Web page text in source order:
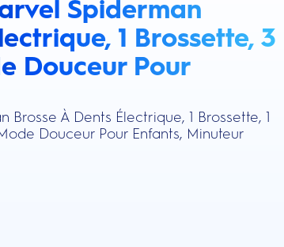
Spiderman
1 Brossette, 3
Douceur Pour
À Dents Électrique, 1 Brossette, 1
Douceur Pour Enfants, Minuteur